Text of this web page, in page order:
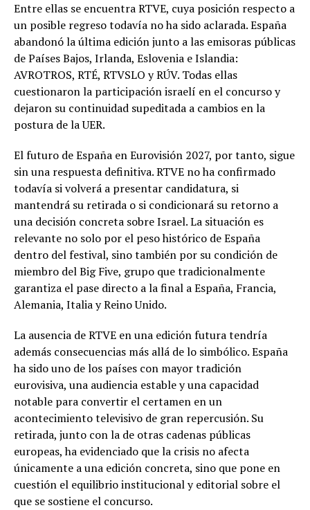
Entre ellas se encuentra RTVE, cuya posición respecto a
un posible regreso todavía no ha sido aclarada. España
abandonó la última edición junto a las emisoras públicas
de Países Bajos, Irlanda, Eslovenia e Islandia:
AVROTROS, RTÉ, RTVSLO y RÚV. Todas ellas
cuestionaron la participación israelí en el concurso y
dejaron su continuidad supeditada a cambios en la
postura de la UER.
El futuro de España en Eurovisión 2027, por tanto, sigue
sin una respuesta definitiva. RTVE no ha confirmado
todavía si volverá a presentar candidatura, si
mantendrá su retirada o si condicionará su retorno a
una decisión concreta sobre Israel. La situación es
relevante no solo por el peso histórico de España
dentro del festival, sino también por su condición de
miembro del Big Five, grupo que tradicionalmente
garantiza el pase directo a la final a España, Francia,
Alemania, Italia y Reino Unido.
La ausencia de RTVE en una edición futura tendría
además consecuencias más allá de lo simbólico. España
ha sido uno de los países con mayor tradición
eurovisiva, una audiencia estable y una capacidad
notable para convertir el certamen en un
acontecimiento televisivo de gran repercusión. Su
retirada, junto con la de otras cadenas públicas
europeas, ha evidenciado que la crisis no afecta
únicamente a una edición concreta, sino que pone en
cuestión el equilibrio institucional y editorial sobre el
que se sostiene el concurso.